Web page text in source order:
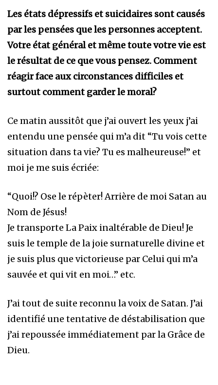
Les états dépressifs et suicidaires sont causés
par les pensées que les personnes acceptent.
Votre état général et même toute votre vie est
le résultat de ce que vous pensez. Comment
réagir face aux circonstances difficiles et
surtout comment garder le moral?
Ce matin aussitôt que j’ai ouvert les yeux j’ai
entendu une pensée qui m’a dit “Tu vois cette
situation dans ta vie? Tu es malheureuse!” et
moi je me suis écriée:
“Quoi!? Ose le répèter! Arrière de moi Satan au
Nom de Jésus!
Je transporte La Paix inaltérable de Dieu! Je
suis le temple de la joie surnaturelle divine et
je suis plus que victorieuse par Celui qui m’a
sauvée et qui vit en moi…” etc.
J’ai tout de suite reconnu la voix de Satan. J’ai
identifié une tentative de déstabilisation que
j’ai repoussée immédiatement par la Grâce de
Dieu.